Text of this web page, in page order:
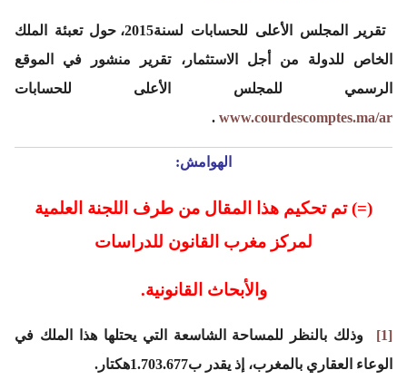
تقرير المجلس الأعلى للحسابات لسنة2015، حول تعبئة الملك
الخاص للدولة من أجل الاستثمار، تقرير منشور في الموقع
الرسمي للمجلس الأعلى للحسابات
www.courdescomptes.ma/ar
.
الهوامش:
(=) تم تحكيم هذا المقال من طرف اللجنة العلمية
لمركز مغرب القانون للدراسات
والأبحاث القانونية.
[1]
وذلك بالنظر للمساحة الشاسعة التي يحتلها هذا الملك في
الوعاء العقاري بالمغرب، إذ يقدر ب1.703.677هكتار.